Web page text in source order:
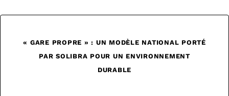
« GARE PROPRE » : UN MODÈLE NATIONAL PORTÉ
PAR SOLIBRA POUR UN ENVIRONNEMENT
DURABLE